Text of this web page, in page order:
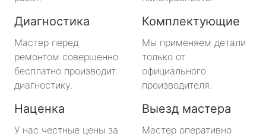
Диагностика
Мастер перед
ремонтом совершенно
бесплатно производит
диагностику.
Комплектующие
Мы применяем детали
только от
официального
производителя.
Наценка
У нас честные цены за
Выезд мастера
Мастер оперативно